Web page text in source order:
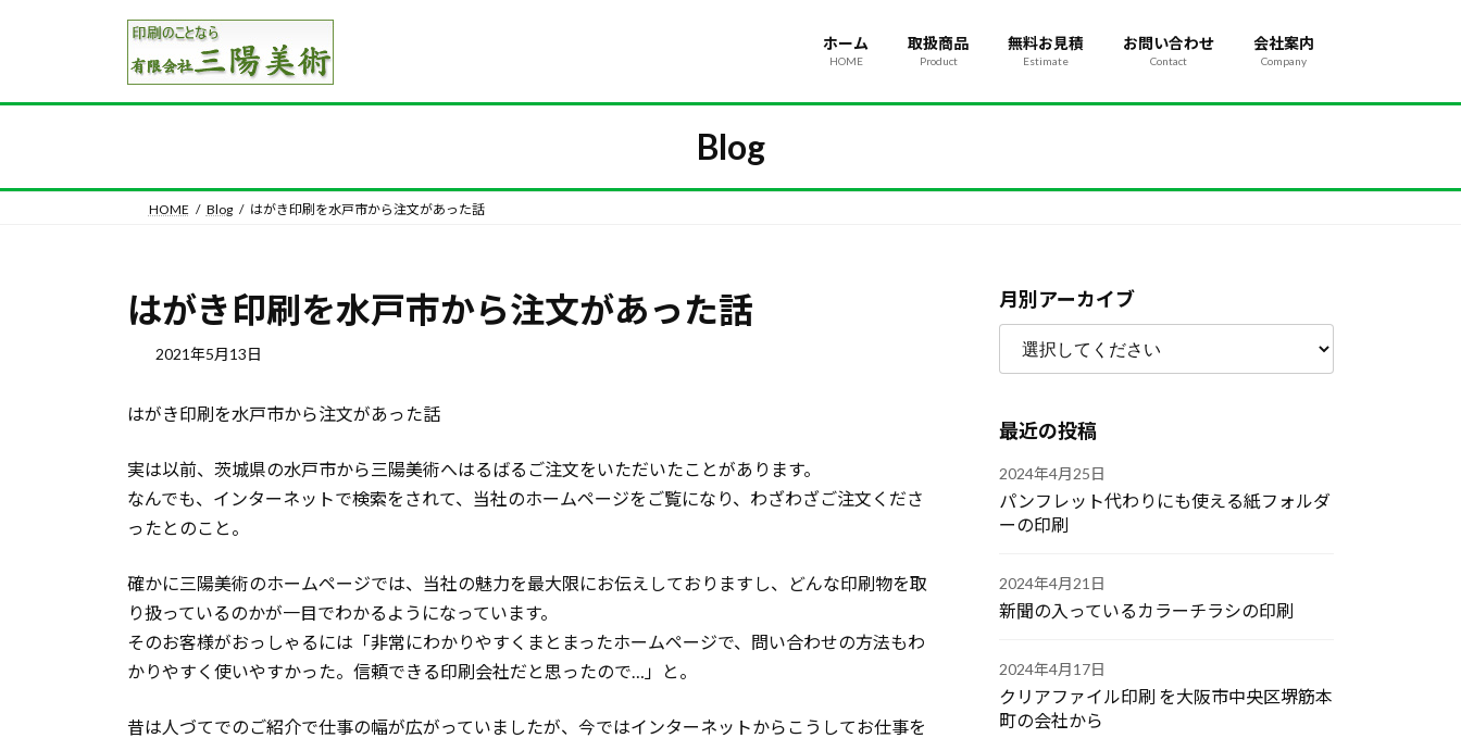
キ
に
ホーム
HOME
取扱商品
Product
無料お見積
Estimate
お問い合わせ
Contact
会社案内
Company
Blog
HOME Blog はがき印刷を水戸市から注文があった話
はがき印刷を水戸市から注文があった話
2021年5月13日
はがき印刷を水戸市から注文があった話
実は以前、茨城県の水戸市から三陽美術へはるばるご注文をいただいたことがあります。
なんでも、インターネットで検索をされて、当社のホームページをご覧になり、わざわざご注文くださ
ったとのこと。
確かに三陽美術のホームページでは、当社の魅力を最大限にお伝えしておりますし、どんな印刷物を取
り扱っているのかが一目でわかるようになっています。
そのお客様がおっしゃるには「非常にわかりやすくまとまったホームページで、問い合わせの方法もわ
かりやすく使いやすかった。信頼できる印刷会社だと思ったので…」と。
昔は人づてでのご紹介で仕事の幅が広がっていましたが、今ではインターネットからこうしてお仕事を
月別アーカイブ
最近の投稿
2024年4月25日
パンフレット代わりにも使える紙フォルダ
ーの印刷
2024年4月21日
新聞の入っているカラーチラシの印刷
2024年4月17日
クリアファイル印刷 を大阪市中央区堺筋本
町の会社から